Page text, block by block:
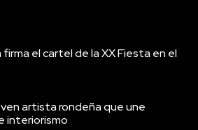
firma el cartel de la XX Fiesta en el
artista rondeña que une
interiorismo